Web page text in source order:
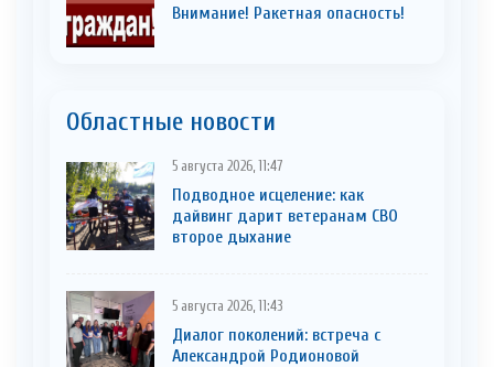
Внимание! Ракетная опасность!
Областные новости
5 августа 2026, 11:47
Подводное исцеление: как
дайвинг дарит ветеранам СВО
второе дыхание
5 августа 2026, 11:43
Диалог поколений: встреча с
Александрой Родионовой